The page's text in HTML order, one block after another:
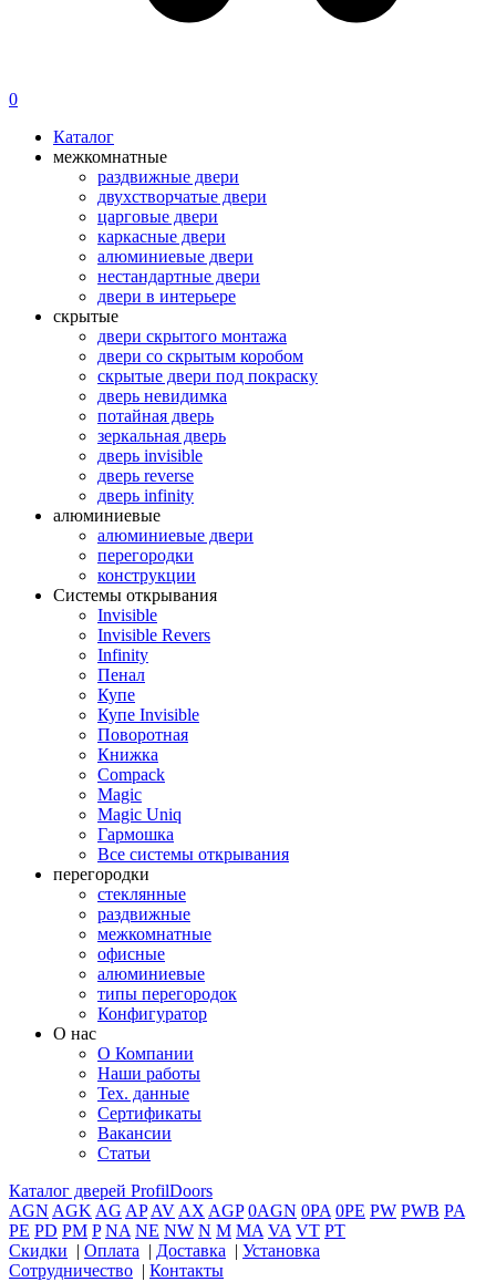
0
Каталог
межкомнатные
раздвижные двери
двухстворчатые двери
царговые двери
каркасные двери
алюминиевые двери
нестандартные двери
двери в интерьере
скрытые
двери скрытого монтажа
двери со скрытым коробом
скрытые двери под покраску
дверь невидимка
потайная дверь
зеркальная дверь
дверь invisible
дверь reverse
дверь infinity
алюминиевые
алюминиевые двери
перегородки
конструкции
Системы открывания
Invisible
Invisible Revers
Infinity
Пенал
Купе
Купе Invisible
Поворотная
Книжка
Compack
Magic
Magic Uniq
Гармошка
Все системы открывания
перегородки
стеклянные
раздвижные
межкомнатные
офисные
алюминиевые
типы перегородок
Конфигуратор
О нас
О Компании
Наши работы
Тех. данные
Сертификаты
Вакансии
Статьи
Каталог дверей ProfilDoors
AGN AGKAG APAVAXAGP 0AGN 0PA 0PE PW PWB PA
PE PD PM P NA NE NW N M MA VA VT PT
Скидки
Оплата Доставка
Установка
Сотрудничество
Контакты